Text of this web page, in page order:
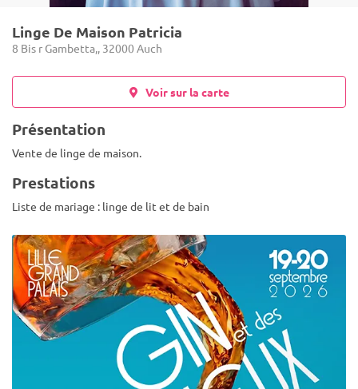
Linge De Maison Patricia
8 Bis r Gambetta,, 32000 Auch
Voir sur la carte
Présentation
Vente de linge de maison.
Prestations
Liste de mariage : linge de lit et de bain